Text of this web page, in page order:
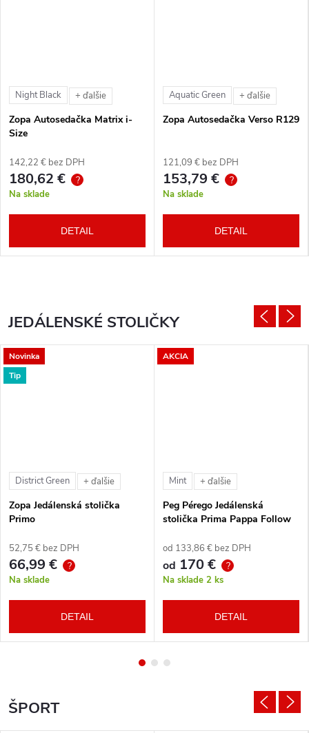
Night Black + ďalšie
Zopa Autosedačka Matrix i-
Size
142,22 € bez DPH
180,62 € ?
Na sklade
DETAIL
Aquatic Green + ďalšie
Zopa Autosedačka Verso R129
121,09 € bez DPH
153,79 € ?
Na sklade
DETAIL
JEDÁLENSKÉ STOLIČKY
Novinka
Tip
District Green + ďalšie
Zopa Jedálenská stolička
Primo
52,75 € bez DPH
66,99 € ?
Na sklade
DETAIL
AKCIA
Mint + ďalšie
Peg Pérego Jedálenská
stolička Prima Pappa Follow
od 133,86 € bez DPH
od 170 € ?
Na sklade 2 ks
DETAIL
ŠPORT